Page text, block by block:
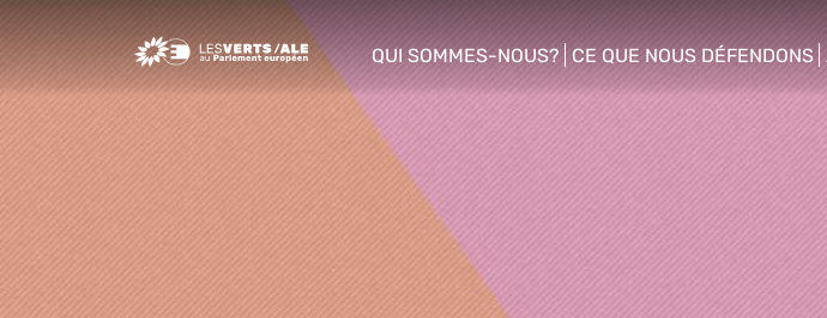
Greens/EFA Home
QUI SOMMES-NOUS?
show/hide sub menu
CE QUE NOUS DÉFENDONS
show/hide sub menu